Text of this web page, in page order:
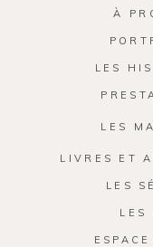
À
LES
LES
LIVRES ET
LES
LES